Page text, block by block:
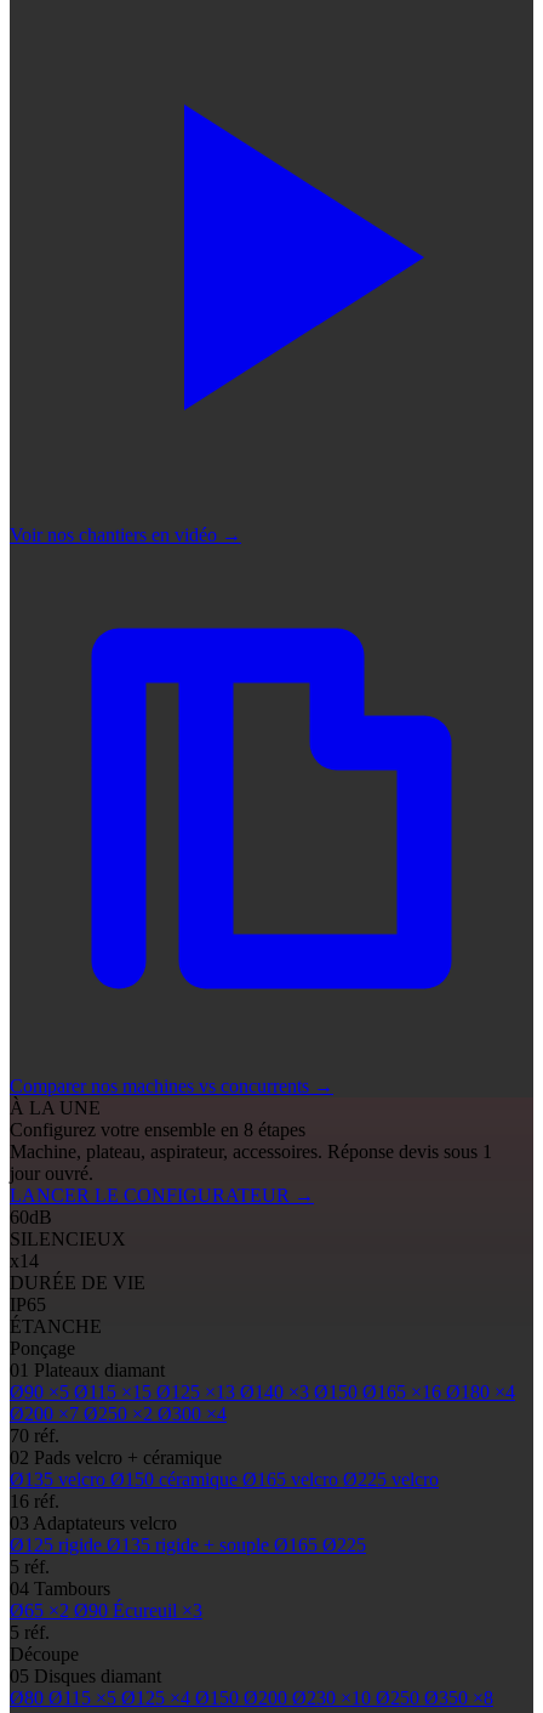
Voir nos chantiers en vidéo →
Comparer nos machines vs concurrents →
À LA UNE
Configurez votre ensemble en 8 étapes
Machine, plateau, aspirateur, accessoires. Réponse devis sous 1
jour ouvré.
LANCER LE CONFIGURATEUR →
60dB
SILENCIEUX
x14
DURÉE DE VIE
IP65
ÉTANCHE
Ponçage
01 Plateaux diamant
Ø90 ×5 Ø115 ×15 Ø125 ×13 Ø140 ×3 Ø150 Ø165 ×16 Ø180 ×4
Ø200 ×7 Ø250 ×2 Ø300 ×4
70 réf.
02 Pads velcro + céramique
Ø135 velcro Ø150 céramique Ø165 velcro Ø225 velcro
16 réf.
03 Adaptateurs velcro
Ø125 rigide Ø135 rigide + souple Ø165 Ø225
5 réf.
04 Tambours
Ø65 ×2 Ø90 Écureuil ×3
5 réf.
Découpe
05 Disques diamant
Ø80 Ø115 ×5 Ø125 ×4 Ø150 Ø200 Ø230 ×10 Ø250 Ø350 ×8